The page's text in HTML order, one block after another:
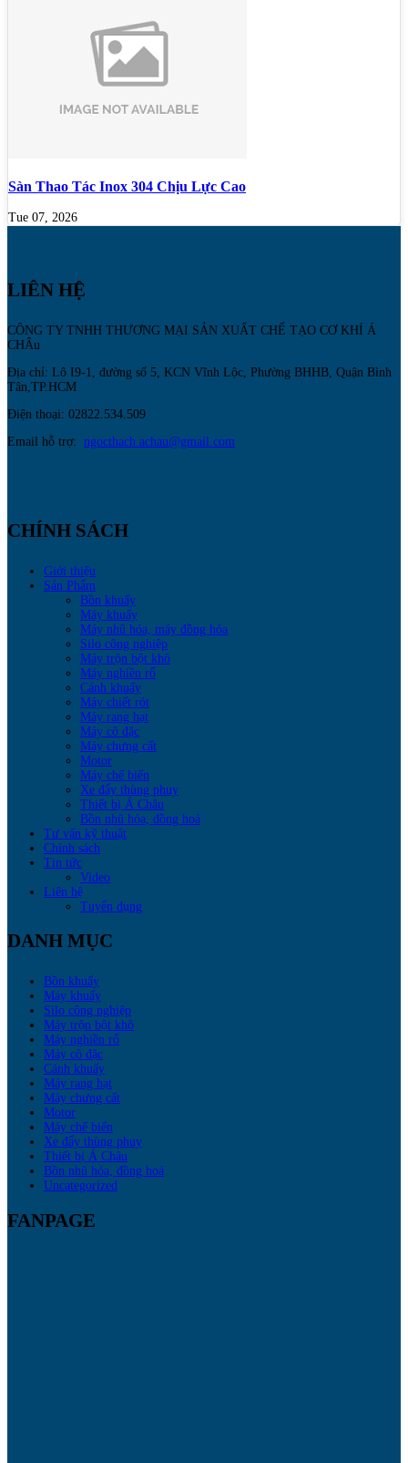
Sàn Thao Tác Inox 304 Chịu Lực Cao
Tue 07, 2026
LIÊN HỆ
CÔNG TY TNHH THƯƠNG MẠI SẢN XUẤT CHẾ TẠO CƠ KHÍ Á
CHÂu
Địa chỉ: Lô I9-1, đường số 5, KCN Vĩnh Lộc, Phường BHHB, Quận Bình
Tân,TP.HCM
Điện thoại: 02822.534.509
Email hỗ trợ: ngocthach.achau@gmail.com
CHÍNH SÁCH
Giới thiệu
Sản Phẩm
Bồn khuấy
Máy khuấy
Máy nhũ hóa, máy đồng hóa
Silo công nghiệp
Máy trộn bột khô
Máy nghiền rổ
Cánh khuấy
Máy chiết rót
Máy rang hạt
Máy cô đặc
Máy chưng cất
Motor
Máy chế biến
Xe đẩy thùng phuy
Thiết bị Á Châu
Bồn nhũ hóa, đồng hoá
Tư vấn kỹ thuật
Chính sách
Tin tức
Video
Liên hệ
Tuyển dụng
DANH MỤC
Bồn khuấy
Máy khuấy
Silo công nghiệp
Máy trộn bột khô
Máy nghiền rổ
Máy cô đặc
Cánh khuấy
Máy rang hạt
Máy chưng cất
Motor
Máy chế biến
Xe đẩy thùng phuy
Thiết bị Á Châu
Bồn nhũ hóa, đồng hoá
Uncategorized
FANPAGE